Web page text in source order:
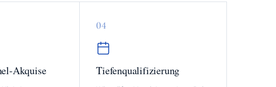
Akquise
04
Tiefenqualifizierung